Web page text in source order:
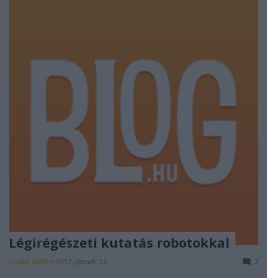
Légirégészeti kutatás robotokkal
Szabó Máté • 2012. január 12. 7